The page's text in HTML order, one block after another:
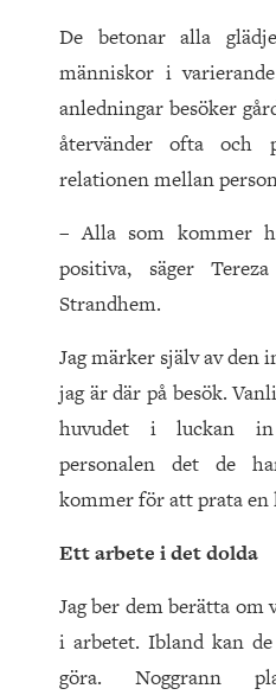
De betonar alla
människor i
anledningar besöker
återvänder ofta och
relationen mellan
– Alla som kommer
positiva, säger
Strandhem.
Jag märker själv av den
jag är där på besök.
huvudet i luckan
personalen det de
kommer för att prata en
Ett arbete i det dolda
Jag ber dem berätta om
i arbetet. Ibland kan
göra. Noggrann